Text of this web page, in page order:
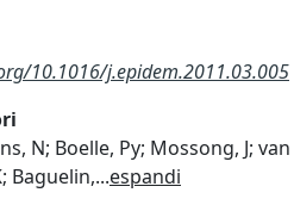
10.1016/j.epidem.2011.03.005
N; Boelle, Py; Mossong, J;
Baguelin,...espandi